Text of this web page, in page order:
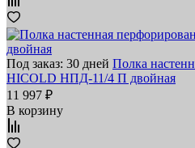
Под заказ: 30 дней Полка
HICOLD НПД-11/4 П двойная
11 997 ₽
В корзину